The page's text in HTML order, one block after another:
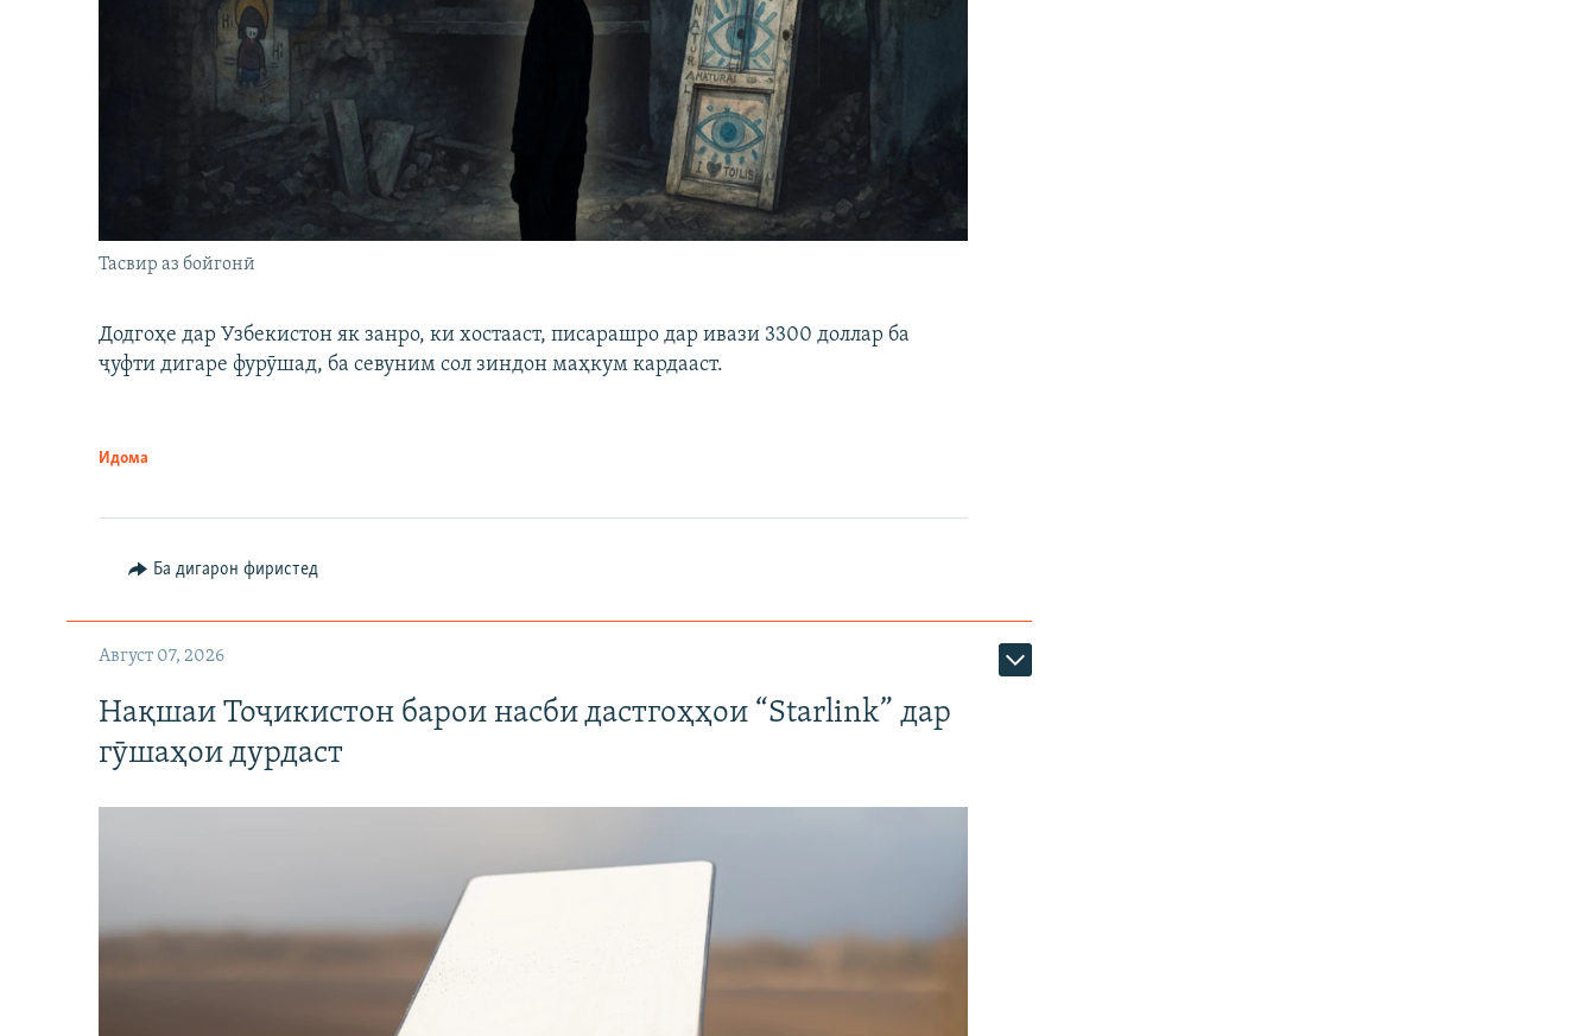
Тасвир аз бойгонӣ
Додгоҳе дар Узбекистон як занро, ки хостааст, писарашро дар ивази 3300 доллар ба
ҷуфти дигаре фурӯшад, ба севуним сол зиндон маҳкум кардааст.
Идома
Ба дигарон фиристед
Август 07, 2026
Нақшаи Тоҷикистон барои насби дастгоҳҳои “Starlink” дар
гӯшаҳои дурдаст